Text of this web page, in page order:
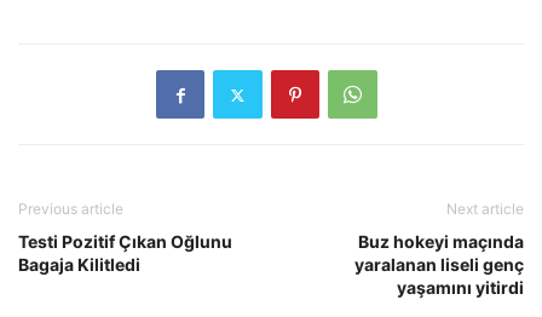
Previous article
Testi Pozitif Çıkan Oğlunu
Bagaja Kilitledi
Next article
Buz hokeyi maçında
yaralanan liseli genç
yaşamını yitirdi